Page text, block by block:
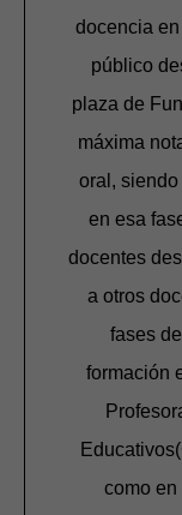
docencia
público
plaza de
máxima
oral, siendo
en esa
docentes
a otros
fases
formación
como